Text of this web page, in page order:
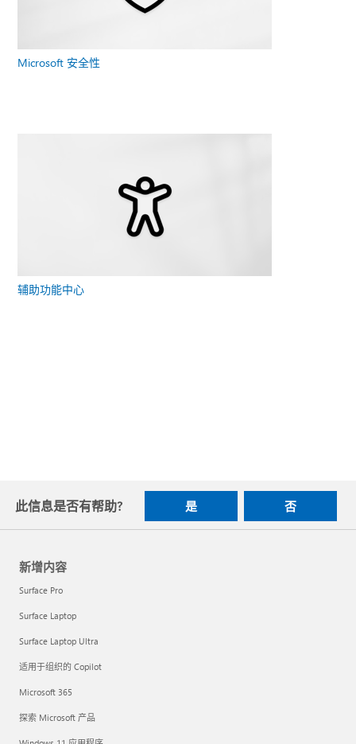
Microsoft 安全性
辅助功能中心
此信息是否有帮助? 是 否
新增内容
Surface Pro
Surface Laptop
Surface Laptop Ultra
适用于组织的 Copilot
Microsoft 365
探索 Microsoft 产品